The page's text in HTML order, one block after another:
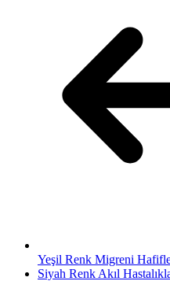
Yeşil Renk Migreni
Siyah Renk Akıl